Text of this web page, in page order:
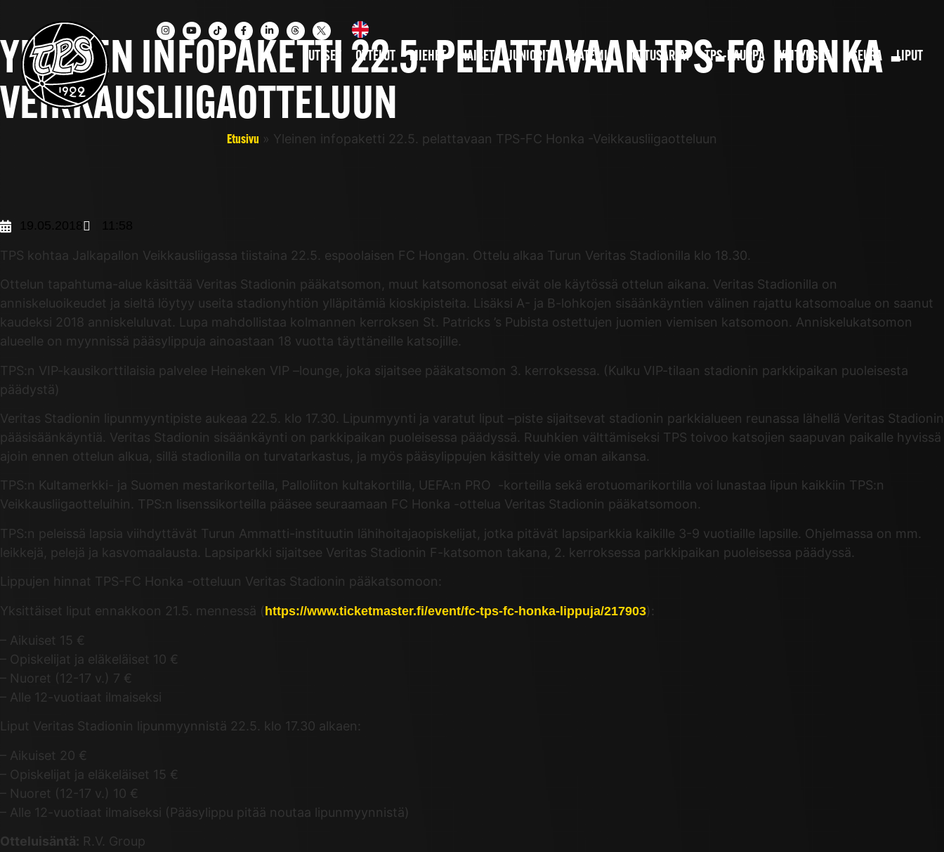
UUTISET OTTELUT MIEHET NAISET JUNIORIT AKATEMIA JUTTUSARJAT TPS-KAUPPA YRITYKSILLE SEURA LIPUT
YLEINEN INFOPAKETTI 22.5. PELATTAVAAN TPS-FC HONKA -
VEIKKAUSLIIGAOTTELUUN
Etusivu » Yleinen infopaketti 22.5. pelattavaan TPS-FC Honka -Veikkausliigaotteluun
TPS kohtaa Jalkapallon Veikkausliigassa tiistaina 22.5. espoolaisen FC Hongan. Ottelu alkaa Turun Veritas Stadionilla klo 18.30.
Ottelun tapahtuma-alue käsittää Veritas Stadionin pääkatsomon, muut katsomonosat eivät ole käytössä ottelun aikana. Veritas Stadionilla on
anniskeluoikeudet ja sieltä löytyy useita stadionyhtiön ylläpitämiä kioskipisteita. Lisäksi A- ja B-lohkojen sisäänkäyntien välinen rajattu katsomoalue on saanut
kaudeksi 2018 anniskeluluvat. Lupa mahdollistaa kolmannen kerroksen St. Patricks ’s Pubista ostettujen juomien viemisen katsomoon. Anniskelukatsomon
alueelle on myynnissä pääsylippuja ainoastaan 18 vuotta täyttäneille katsojille.
TPS:n VIP-kausikorttilaisia palvelee Heineken VIP –lounge, joka sijaitsee pääkatsomon 3. kerroksessa. (Kulku VIP-tilaan stadionin parkkipaikan puoleisesta
päädystä)
Veritas Stadionin lipunmyyntipiste aukeaa 22.5. klo 17.30. Lipunmyynti ja varatut liput –piste sijaitsevat stadionin parkkialueen reunassa lähellä Veritas Stadionin
pääsisäänkäyntiä. Veritas Stadionin sisäänkäynti on parkkipaikan puoleisessa päädyssä. Ruuhkien välttämiseksi TPS toivoo katsojien saapuvan paikalle hyvissä
ajoin ennen ottelun alkua, sillä stadionilla on turvatarkastus, ja myös pääsylippujen käsittely vie oman aikansa.
TPS:n Kultamerkki- ja Suomen mestarikorteilla, Palloliiton kultakortilla, UEFA:n PRO -korteilla sekä erotuomarikortilla voi lunastaa lipun kaikkiin TPS:n
Veikkausliigaotteluihin. TPS:n lisenssikorteilla pääsee seuraamaan FC Honka -ottelua Veritas Stadionin pääkatsomoon.
TPS:n peleissä lapsia viihdyttävät Turun Ammatti-instituutin lähihoitajaopiskelijat, jotka pitävät lapsiparkkia kaikille 3-9 vuotiaille lapsille. Ohjelmassa on mm.
leikkejä, pelejä ja kasvomaalausta. Lapsiparkki sijaitsee Veritas Stadionin F-katsomon takana, 2. kerroksessa parkkipaikan puoleisessa päädyssä.
Lippujen hinnat TPS-FC Honka -otteluun Veritas Stadionin pääkatsomoon:
Yksittäiset liput ennakkoon 21.5. mennessä (https://www.ticketmaster.fi/event/fc-tps-fc-honka-lippuja/217903):
– Aikuiset 15 €
– Opiskelijat ja eläkeläiset 10 €
– Nuoret (12-17 v.) 7 €
– Alle 12-vuotiaat ilmaiseksi
Liput Veritas Stadionin lipunmyynnistä 22.5. klo 17.30 alkaen:
– Aikuiset 20 €
– Opiskelijat ja eläkeläiset 15 €
– Nuoret (12-17 v.) 10 €
– Alle 12-vuotiaat ilmaiseksi (Pääsylippu pitää noutaa lipunmyynnistä)
Otteluisäntä: R.V. Group